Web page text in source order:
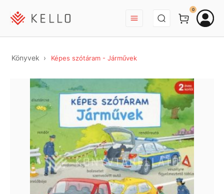
BEJELENTKEZÉS
0
Könyvek Képes szótáram - Járművek